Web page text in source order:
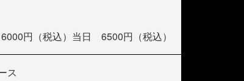
円（税込）当日 6500円（税込）
ス